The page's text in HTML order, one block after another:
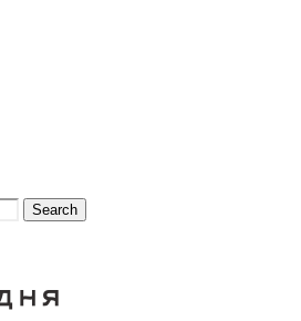
Search